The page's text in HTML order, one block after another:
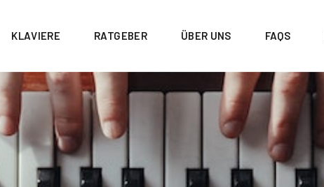
KLAVIERE RATGEBER ÜBER UNS FAQS